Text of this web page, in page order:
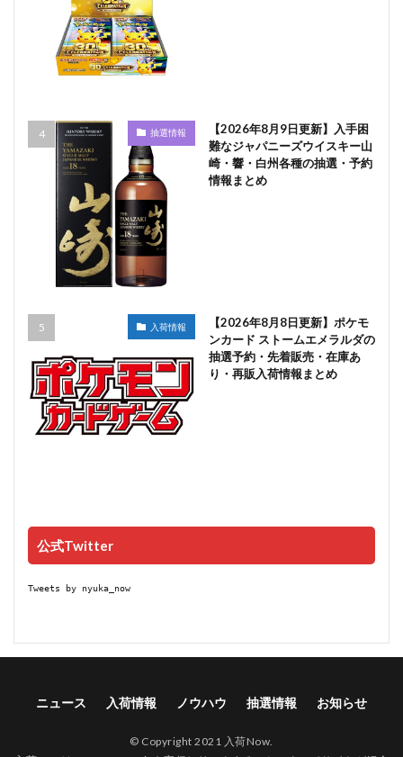
抽選情報
【2026年8月9日更新】入手困
難なジャパニーズウイスキー山
崎・響・白州各種の抽選・予約
情報まとめ
入荷情報
【2026年8月8日更新】ポケモ
ンカード ストームエメラルダの
抽選予約・先着販売・在庫あ
り・再販入荷情報まとめ
公式Twitter
Tweets by nyuka_now
ニュース 入荷情報 ノウハウ 抽選情報 お知らせ
© Copyright 2021 入荷Now.